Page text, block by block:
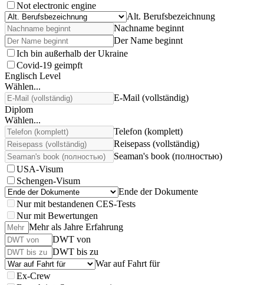
Not electronic engine
Alt. Berufsbezeichnung
Nachname beginnt
Der Name beginnt
Ich bin außerhalb der Ukraine
Covid-19 geimpft
Englisch Level
Wählen...
E-Mail (vollständig)
Diplom
Wählen...
Telefon (komplett)
Reisepass (vollständig)
Seaman's book (полностью)
USA-Visum
Schengen-Visum
Ende der Dokumente
Nur mit bestandenen CES-Tests
Nur mit Bewertungen
Mehr als Jahre Erfahrung
DWT von
DWT bis zu
War auf Fahrt für
Ex-Crew